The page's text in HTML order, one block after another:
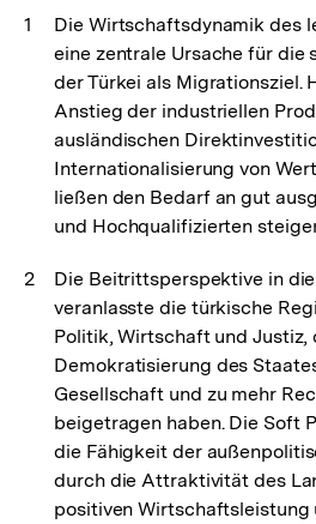
Die Wirtschaftsdynamik des
eine zentrale Ursache für
der Türkei als Migrationsziel.
Anstieg der industriellen
ausländischen
Internationalisierung von
ließen den Bedarf an gut
und Hochqualifizierten
Die Beitrittsperspektive in
veranlasste die türkische
Politik, Wirtschaft und Justiz,
Demokratisierung des
Gesellschaft und zu mehr
beigetragen haben. Die Soft
die Fähigkeit der
durch die Attraktivität des
positiven Wirtschaftsleistung